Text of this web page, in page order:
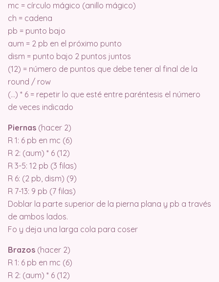
mc = círculo mágico (anillo mágico)
ch = cadena
pb = punto bajo
aum = 2 pb en el próximo punto
dism = punto bajo 2 puntos juntos
(12) = número de puntos que debe tener al final de la
round / row
(…) * 6 = repetir lo que esté entre paréntesis el número
de veces indicado
Piernas (hacer 2)
R 1: 6 pb en mc (6)
R 2: (aum) * 6 (12)
R 3-5: 12 pb (3 filas)
R 6: (2 pb, dism) (9)
R 7-13: 9 pb (7 filas)
Doblar la parte superior de la pierna plana y pb a través
de ambos lados.
Fo y deja una larga cola para coser
Brazos (hacer 2)
R 1: 6 pb en mc (6)
R 2: (aum) * 6 (12)